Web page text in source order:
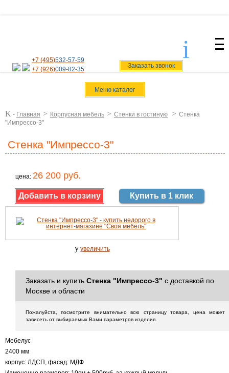
+7 (495)532-57-59
+7 (926)009-82-35 Заказать звонок
i
Меню каталог
K - Главная > Корпусная мебель > Стенки в гостиную > Стенка
"Импрессо-3"
Стенка "Импрессо-3"
цена: 26 200 руб.
Купить в 1 клик
y увеличить
Заказать и купить Стенка "Импрессо-3" с доставкой по
Москве и области
Пожалуйста, посмотрите внимательно всю страницу товара, цена может
зависеть от выбираемых Вами параметров изделия.
Мебелус
2400 мм
корпус: ЛДСП, фасад: МДФ